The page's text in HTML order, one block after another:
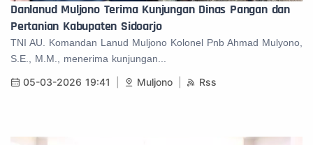
Danlanud Muljono Terima Kunjungan Dinas Pangan dan
Pertanian Kabupaten Sidoarjo
TNI AU. Komandan Lanud Muljono Kolonel Pnb Ahmad Mulyono,
S.E., M.M., menerima kunjungan...
05-03-2026 19:41 Muljono Rss